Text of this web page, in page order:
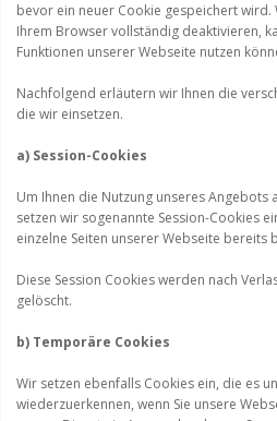
bevor ein neuer Cookie gespeichert wird.
Ihrem Browser vollständig deaktivieren,
Funktionen unserer Webseite nutzen
Nachfolgend erläutern wir Ihnen die
die wir einsetzen.
a) Session-Cookies
Um Ihnen die Nutzung unseres Angebots
setzen wir sogenannte Session-Cookies
einzelne Seiten unserer Webseite bereits
Diese Session Cookies werden nach
gelöscht.
b) Temporäre Cookies
Wir setzen ebenfalls Cookies ein, die es
wiederzuerkennen, wenn Sie unsere